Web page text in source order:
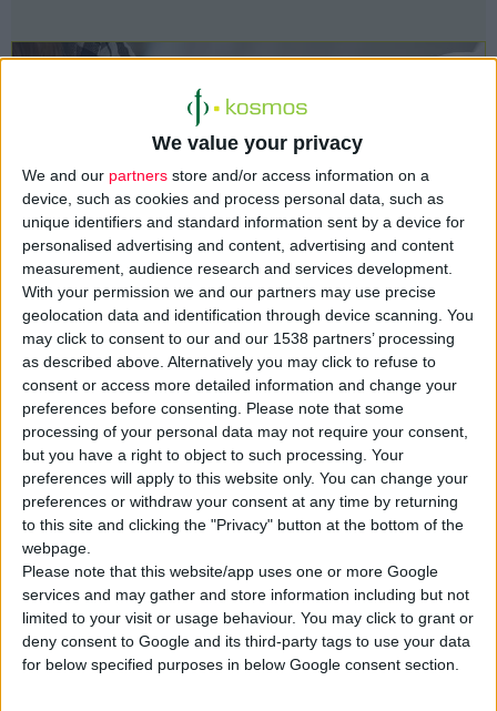
We value your privacy
We and our partners store and/or access information on a
device, such as cookies and process personal data, such as
unique identifiers and standard information sent by a device for
personalised advertising and content, advertising and content
measurement, audience research and services development.
With your permission we and our partners may use precise
geolocation data and identification through device scanning. You
may click to consent to our and our 1538 partners’ processing
as described above. Alternatively you may click to refuse to
consent or access more detailed information and change your
preferences before consenting.
Please note that some
processing of your personal data may not require your consent,
but you have a right to object to such processing. Your
preferences will apply to this website only. You can change your
preferences or withdraw your consent at any time by returning
to this site and clicking the "Privacy" button at the bottom of the
webpage.
Please note that this website/app uses one or more Google
services and may gather and store information including but not
limited to your visit or usage behaviour. You may click to grant or
deny consent to Google and its third-party tags to use your data
for below specified purposes in below Google consent section.
Μετά την ενεργοποίηση της πρόσβασης των φαρμακοποιών
στοΕθνικό Μητρώο Εμβολιασμού Ενηλίκων,ο ΠΦΣ ζητά
από την
ΗΔΥΚΑ
να διασυνδεθεί το σύστημα με τα
προγράμματα φαρμακείων, ώστε να διευκολυνθεί η
καταχώριση των διενεργούμενων εμβολιασμών.
Στόχος είναι να καταγράφεται με ακρίβεια ησυμμετοχή
κλάδου στην εμβολιαστική κάλυψη του πληθυσμού και έτσι να
αναδειχθεί η κοινωνική, επιστημονική και υγειονομική
συμβολή του στην εθνική στρατηγική πρόληψης και
προστασίας της δημόσιας υγείας. «Η συλλογική προσπάθεια
όλων μας αποτελεί βασική προϋπόθεση για την αξιόπιστη